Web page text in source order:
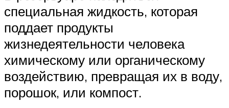
специальная жидкость, которая
поддает продукты
жизнедеятельности человека
химическому или органическому
воздействию, превращая их в воду,
порошок, или компост.